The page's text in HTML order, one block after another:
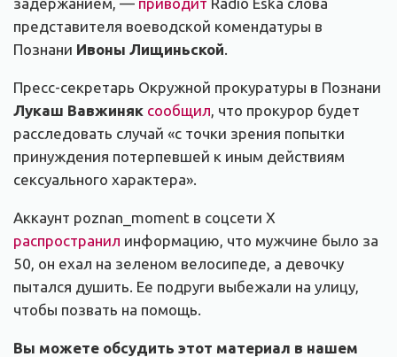
представителя воеводской комендатуры в
Познани Ивоны Лищиньской
Пресс-секретарь Окружной прокуратуры в Познани
Лукаш Вавжиняк сообщил , что прокурор будет
расследовать случай «с точки зрения попытки
принуждения потерпевшей к иным действиям
сексуального характера».
Аккаунт poznan_moment в соцсети X
распространил информацию, что мужчине было за
50, он ехал на зеленом велосипеде, а девочку
пытался душить. Ее подруги выбежали на улицу,
чтобы позвать на помощь.
Вы можете обсудить этот материал в нашем